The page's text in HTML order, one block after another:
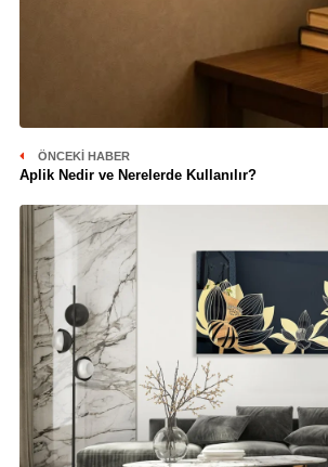
ÖNCEKI HABER
Aplik Nedir ve Nerelerde Kullanılır?